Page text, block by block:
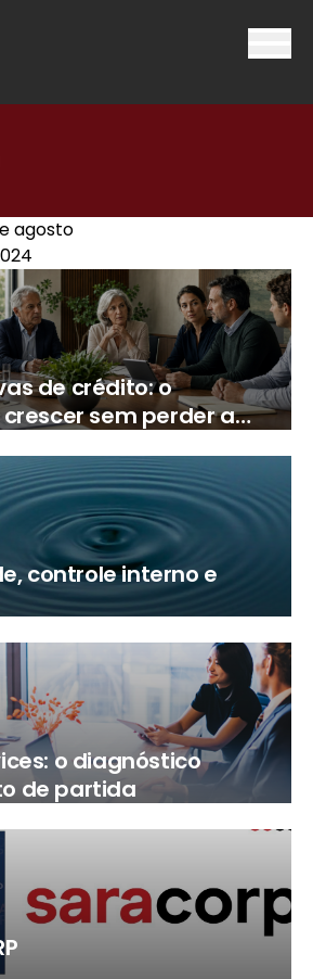
agosto
de crédito: o
sem perder a
controle interno e
o diagnóstico
de partida